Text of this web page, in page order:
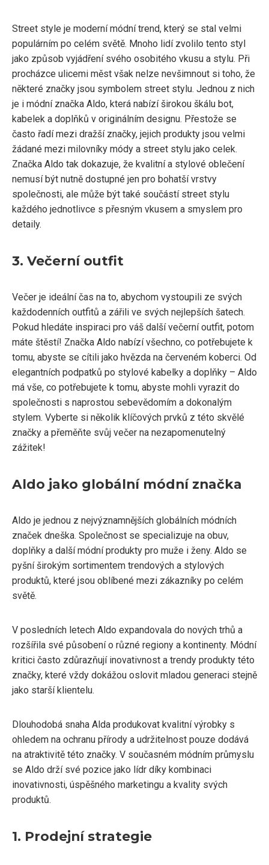
Street style je moderní módní trend, který se stal velmi
populárním po celém světě. Mnoho lidí zvolilo tento styl
jako způsob vyjádření svého osobitého vkusu a stylu. Při
procházce ulicemi měst však nelze nevšimnout si toho, že
některé značky jsou symbolem street stylu. Jednou z nich
je i módní značka Aldo, která nabízí širokou škálu bot,
kabelek a doplňků v originálním designu. Přestože se
často řadí mezi dražší značky, jejich produkty jsou velmi
žádané mezi milovníky módy a street stylu jako celek.
Značka Aldo tak dokazuje, že kvalitní a stylové oblečení
nemusí být nutně dostupné jen pro bohatší vrstvy
společnosti, ale může být také součástí street stylu
každého jednotlivce s přesným vkusem a smyslem pro
detaily.
3. Večerní outfit
Večer je ideální čas na to, abychom vystoupili ze svých
každodenních outfitů a zářili ve svých nejlepších šatech.
Pokud hledáte inspiraci pro váš další večerní outfit, potom
máte štěstí! Značka Aldo nabízí všechno, co potřebujete k
tomu, abyste se cítili jako hvězda na červeném koberci. Od
elegantních podpatků po stylové kabelky a doplňky – Aldo
má vše, co potřebujete k tomu, abyste mohli vyrazit do
společnosti s naprostou sebevědomím a dokonalým
stylem. Vyberte si několik klíčových prvků z této skvělé
značky a přeměňte svůj večer na nezapomenutelný
zážitek!
Aldo jako globální módní značka
Aldo je jednou z nejvýznamnějších globálních módních
značek dneška. Společnost se specializuje na obuv,
doplňky a další módní produkty pro muže i ženy. Aldo se
pyšní širokým sortimentem trendových a stylových
produktů, které jsou oblíbené mezi zákazníky po celém
světě.
V posledních letech Aldo expandovala do nových trhů a
rozšířila své působení o různé regiony a kontinenty. Módní
kritici často zdůrazňují inovativnost a trendy produkty této
značky, které vždy dokážou oslovit mladou generaci stejně
jako starší klientelu.
Dlouhodobá snaha Alda produkovat kvalitní výrobky s
ohledem na ochranu přírody a udržitelnost pouze dodává
na atraktivitě této značky. V současném módním průmyslu
se Aldo drží své pozice jako lídr díky kombinaci
inovativnosti, úspěšného marketingu a kvality svých
produktů.
1. Prodejní strategie